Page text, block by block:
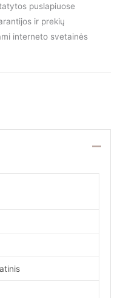
puslapiuose
ir prekių
interneto svetainės